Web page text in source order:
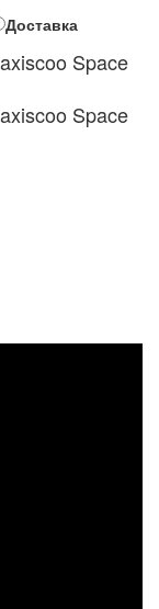
Доставка
Space
Space